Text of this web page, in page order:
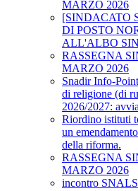
MARZO 2026
[SINDACATO
DI POSTO
ALL'ALBO
RASSEGNA
MARZO 2026
Snadir Info-
di religione (di
2026/2027:
Riordino istituti
un
della riforma.
RASSEGNA
MARZO 2026
incontro